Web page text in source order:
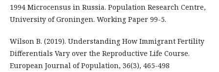
1994 Microcensus in Russia. Population Research Centre,
University of Groningen. Working Paper 99-5.
Wilson B. (2019). Understanding How Immigrant Fertility
Differentials Vary over the Reproductive Life Course.
European Journal of Population, 36(3), 465-498